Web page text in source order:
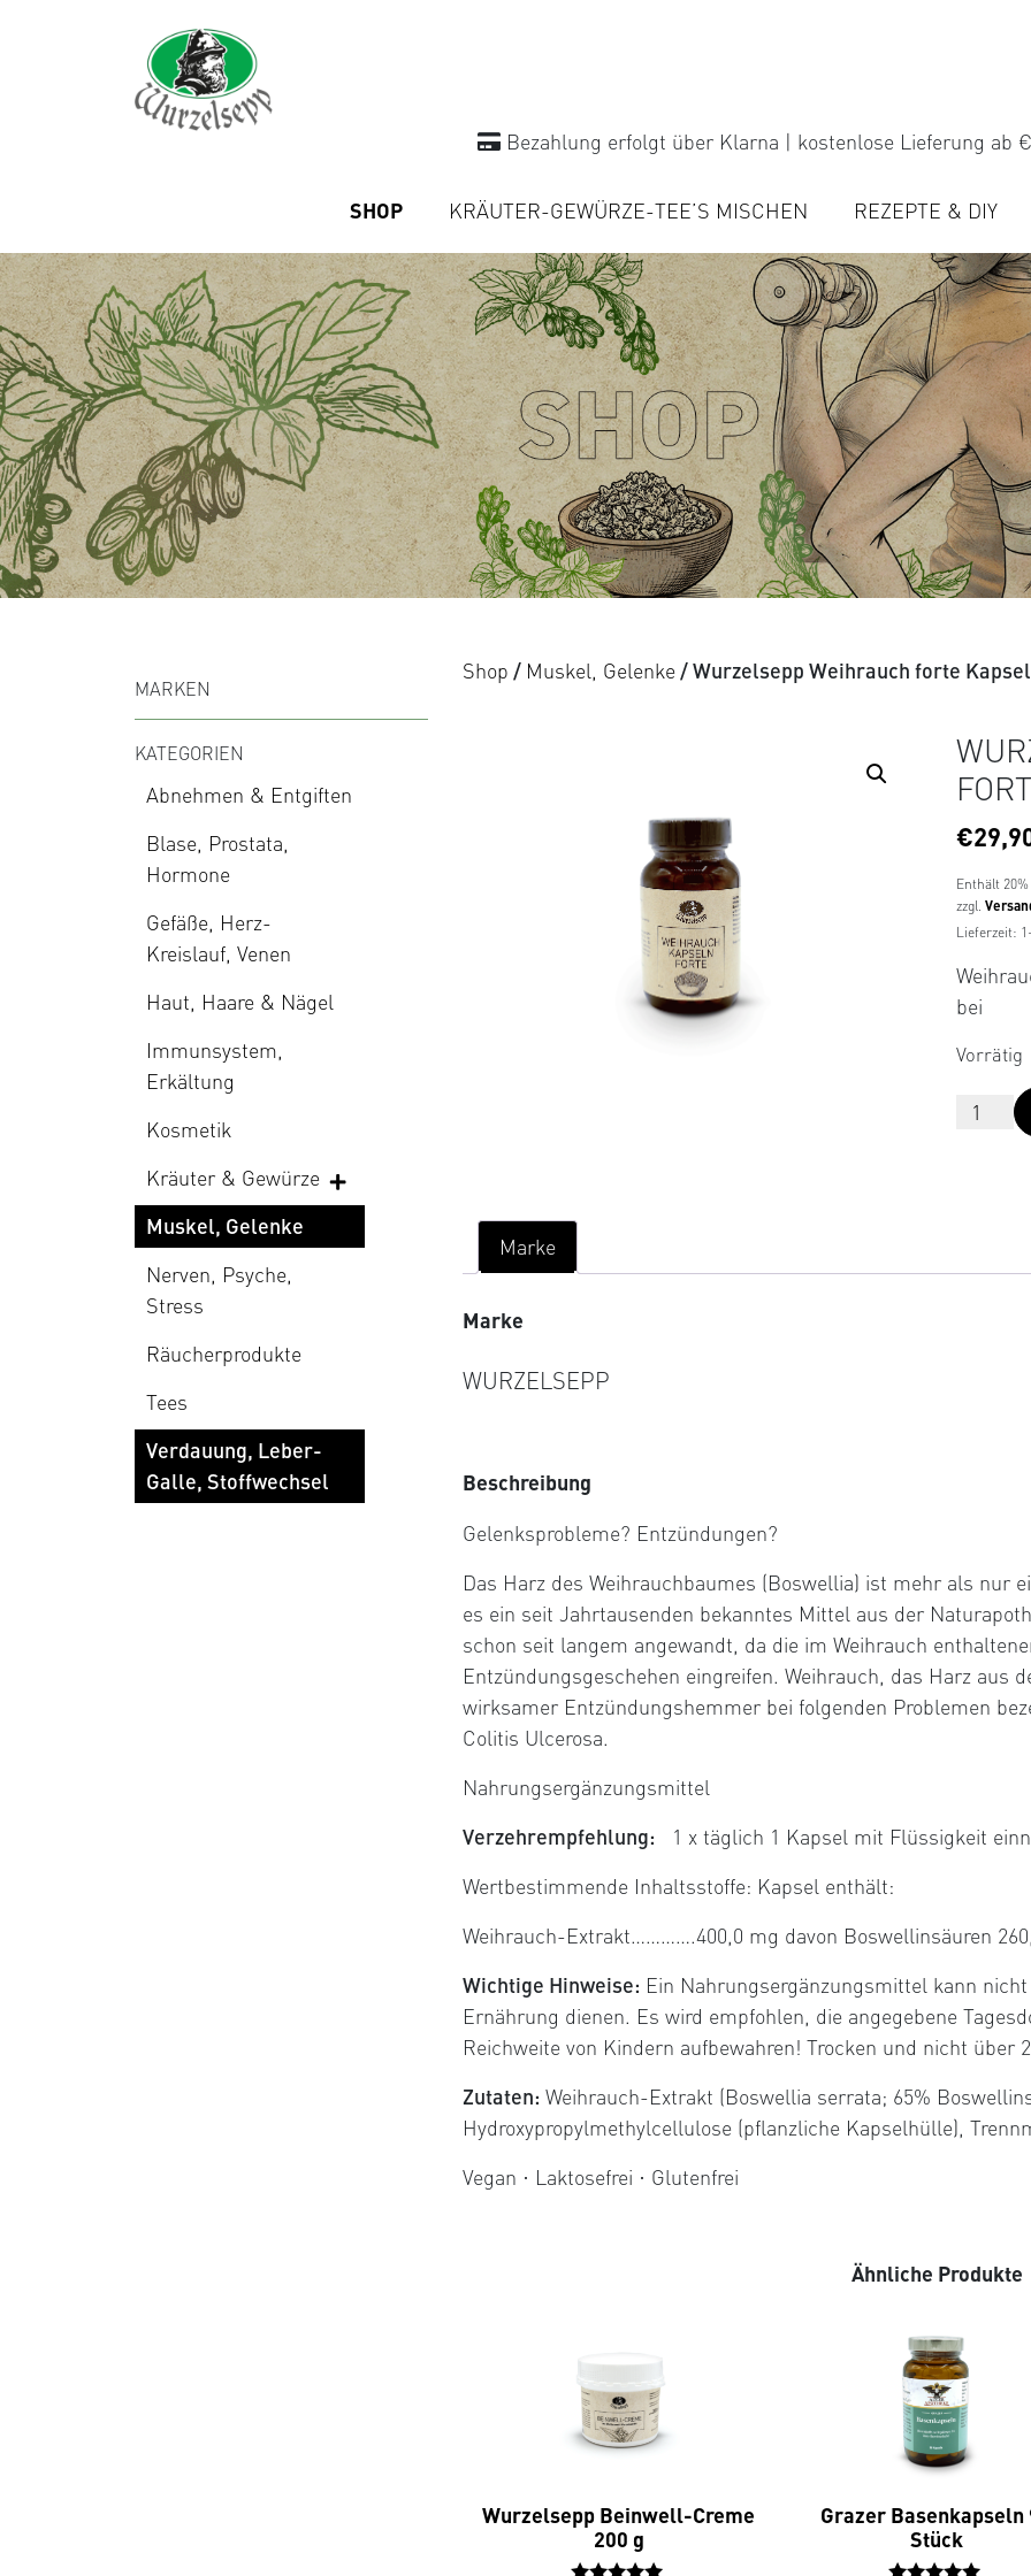
Bezahlung erfolgt über Klarna | kostenlose Lieferung ab
SHOP KRÄUTER-GEWÜRZE-TEE’S MISCHEN REZEPTE & DIY
MARKEN
KATEGORIEN
Abnehmen & Entgiften
Blase, Prostata,
Hormone
Gefäße, Herz-
Kreislauf, Venen
Haut, Haare & Nägel
Immunsystem,
Erkältung
Kosmetik
Kräuter & Gewürze
Muskel, Gelenke
Nerven, Psyche,
Stress
Räucherprodukte
Tees
Verdauung, Leber-
Galle, Stoffwechsel
Shop / Muskel, Gelenke / Wurzelsepp Weihrauch forte
€
Enthält
zzgl.
Lieferzeit:
bei
Vorrätig
Marke
Marke
WURZELSEPP
Beschreibung
Gelenksprobleme? Entzündungen?
Das Harz des Weihrauchbaumes (Boswellia) ist mehr als nur
es ein seit Jahrtausenden bekanntes Mittel aus der
schon seit langem angewandt, da die im Weihrauch
Entzündungsgeschehen eingreifen. Weihrauch, das Harz aus
wirksamer Entzündungshemmer bei folgenden Problemen
Colitis Ulcerosa.
Nahrungsergänzungsmittel
Verzehrempfehlung:
1 x täglich 1 Kapsel mit Flüssigkeit
Wertbestimmende Inhaltsstoffe: Kapsel enthält:
Weihrauch-Extrakt………….400,0 mg davon Boswellinsäuren
Wichtige Hinweise: Ein Nahrungsergänzungsmittel kann
Ernährung dienen. Es wird empfohlen, die angegebene
Reichweite von Kindern aufbewahren! Trocken und nicht über
Zutaten: Weihrauch-Extrakt (Boswellia serrata; 65%
Hydroxypropylmethylcellulose (pflanzliche Kapselhülle),
Vegan · Laktosefrei · Glutenfrei
Ähnliche Produkte
Wurzelsepp Beinwell-Creme
200 g
Grazer Basenkapseln
Stück